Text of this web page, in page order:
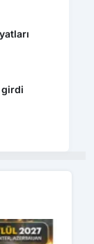
girdi